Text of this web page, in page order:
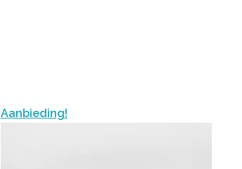
Aanbieding!